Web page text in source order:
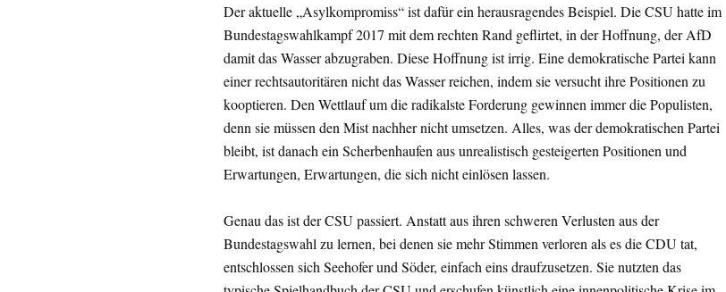
Der aktuelle „Asylkompromiss“ ist dafür ein herausragendes Beispiel. Die CSU hatte im
Bundestagswahlkampf 2017 mit dem rechten Rand geflirtet, in der Hoffnung, der AfD
damit das Wasser abzugraben. Diese Hoffnung ist irrig. Eine demokratische Partei kann
einer rechtsautoritären nicht das Wasser reichen, indem sie versucht ihre Positionen zu
kooptieren. Den Wettlauf um die radikalste Forderung gewinnen immer die Populisten,
denn sie müssen den Mist nachher nicht umsetzen. Alles, was der demokratischen Partei
bleibt, ist danach ein Scherbenhaufen aus unrealistisch gesteigerten Positionen und
Erwartungen, Erwartungen, die sich nicht einlösen lassen.
Genau das ist der CSU passiert. Anstatt aus ihren schweren Verlusten aus der
Bundestagswahl zu lernen, bei denen sie mehr Stimmen verloren als es die CDU tat,
entschlossen sich Seehofer und Söder, einfach eins draufzusetzen. Sie nutzten das